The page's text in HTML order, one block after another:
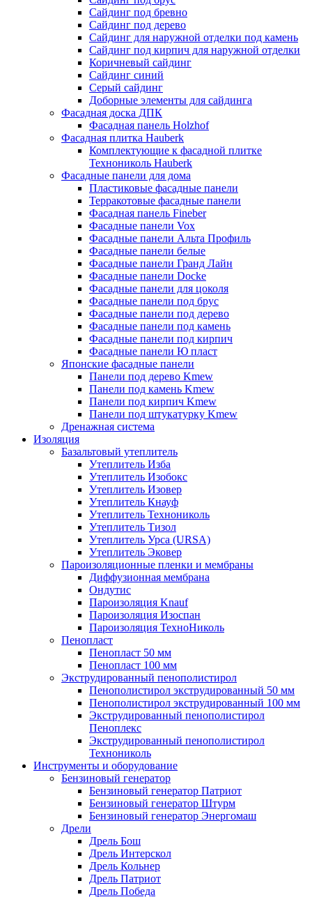
Сайдинг под бревно
Сайдинг под дерево
Сайдинг для наружной отделки под камень
Сайдинг под кирпич для наружной отделки
Коричневый сайдинг
Сайдинг синий
Серый сайдинг
Доборные элементы для сайдинга
Фасадная доска ДПК
Фасадная панель Holzhof
Фасадная плитка Hauberk
Комплектующие к фасадной плитке
Технониколь Hauberk
Фасадные панели для дома
Пластиковые фасадные панели
Терракотовые фасадные панели
Фасадная панель Fineber
Фасадные панели Vox
Фасадные панели Альта Профиль
Фасадные панели белые
Фасадные панели Гранд Лайн
Фасадные панели Docke
Фасадные панели для цоколя
Фасадные панели под брус
Фасадные панели под дерево
Фасадные панели под камень
Фасадные панели под кирпич
Фасадные панели Ю пласт
Японские фасадные панели
Панели под дерево Kmew
Панели под камень Kmew
Панели под кирпич Kmew
Панели под штукатурку Kmew
Дренажная система
Изоляция
Базальтовый утеплитель
Утеплитель Изба
Утеплитель Изобокс
Утеплитель Изовер
Утеплитель Кнауф
Утеплитель Технониколь
Утеплитель Тизол
Утеплитель Урса (URSA)
Утеплитель Эковер
Пароизоляционные пленки и мембраны
Диффузионная мембрана
Ондутис
Пароизоляция Knauf
Пароизоляция Изоспан
Пароизоляция ТехноНиколь
Пенопласт
Пенопласт 50 мм
Пенопласт 100 мм
Экструдированный пенополистирол
Пенополистирол экструдированный 50 мм
Пенополистирол экструдированный 100 мм
Экструдированный пенополистирол
Пеноплекс
Экструдированный пенополистирол
Технониколь
Инструменты и оборудование
Бензиновый генератор
Бензиновый генератор Патриот
Бензиновый генератор Штурм
Бензиновый генератор Энергомаш
Дрели
Дрель Бош
Дрель Интерскол
Дрель Кольнер
Дрель Патриот
Дрель Победа